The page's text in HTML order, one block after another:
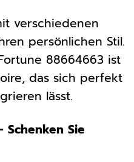
verschiedenen
persönlichen Stil.
88664663 ist
das sich perfekt
lässt.
Schenken Sie